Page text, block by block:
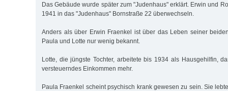
Das Gebäude wurde später zum "Judenhaus" erklärt. Erwin und
1941 in das "Judenhaus" Bornstraße 22 überwechseln.
Anders als über Erwin Fraenkel ist über das Leben seiner
Paula und Lotte nur wenig bekannt.
Lotte, die jüngste Tochter, arbeitete bis 1934 als Hausgehilfin,
versteuerndes Einkommen mehr.
Paula Fraenkel scheint psychisch krank gewesen zu sein. Sie